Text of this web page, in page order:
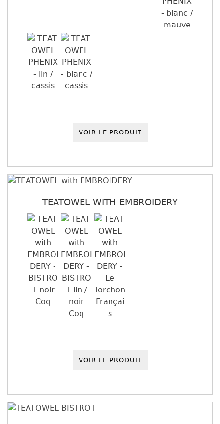
VOIR LE PRODUIT
TEATOWEL WITH EMBROIDERY
VOIR LE PRODUIT